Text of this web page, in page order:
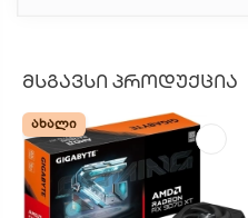
ᲛᲡᲒᲐᲕᲡᲘ ᲞᲠᲝᲓᲣᲥᲪᲘᲐ
ᲐᲮᲐᲚᲘ